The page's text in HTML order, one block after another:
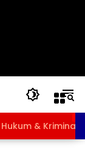
Hukum & Kriminal